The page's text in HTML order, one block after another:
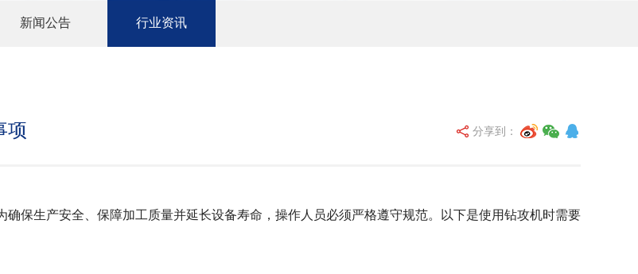
新闻公告 行业资讯
项 分享到：
生产安全、保障加工质量并延长设备寿命，操作人员必须严格遵守规范。以下是使用钻攻机时需要